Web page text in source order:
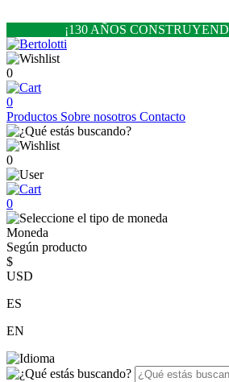
¡130 AÑOS
0
0
Productos Sobre nosotros Contacto
0
0
Moneda
Según producto
$
USD
ES
EN